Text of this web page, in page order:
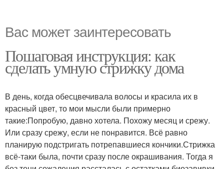
Вас может заинтересовать
Пошаговая инструкция: как
сделать умную стрижку дома
В день, когда обесцвечивала волосы и красила их в
красный цвет, то мои мысли были примерно
такие:Попробую, давно хотела. Похожу месяц и срежу.
Или сразу срежу, если не понравится. Всё равно
планирую подстригать потрепавшиеся кончики.Стрижка
всё-таки была, почти сразу после окрашивания. Тогда я